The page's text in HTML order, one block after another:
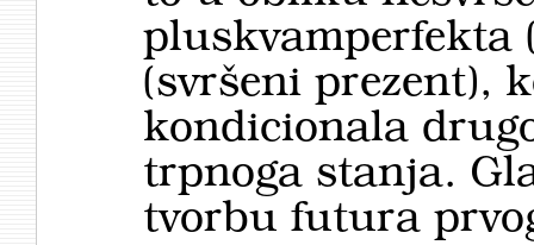
pluskvamperfekta
(svršeni prezent),
kondicionala
trpnoga stanja.
tvorbu futura